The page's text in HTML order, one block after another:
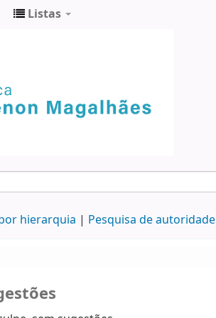
Listas
hierarquia Pesquisa de autoridade